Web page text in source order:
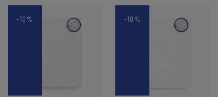
-10% -10%